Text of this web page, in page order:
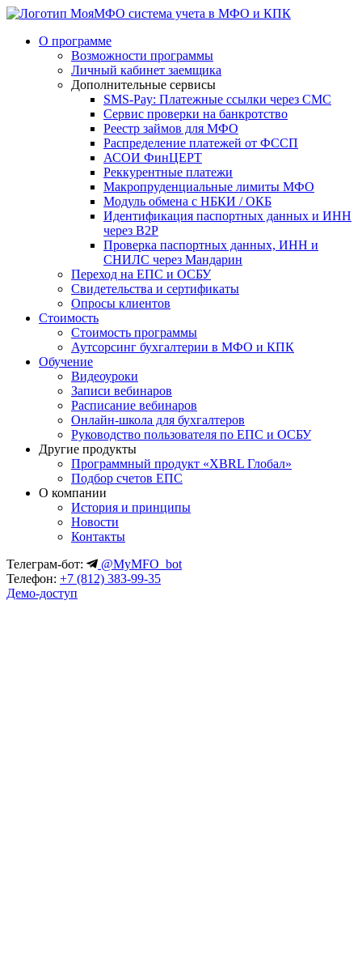
система учета в МФО и КПК
О программе
Возможности программы
Личный кабинет заемщика
Дополнительные сервисы
SMS-Pay: Платежные ссылки через СМС
Сервис проверки на банкротство
Реестр займов для МФО
Распределение платежей от ФССП
АСОИ ФинЦЕРТ
Реккурентные платежи
Макропруденциальные лимиты МФО
Модуль обмена с НБКИ / ОКБ
Идентификация паспортных данных и ИНН
через B2P
Проверка паспортных данных, ИНН и
СНИЛС через Мандарин
Переход на ЕПС и ОСБУ
Свидетельства и сертификаты
Опросы клиентов
Стоимость
Стоимость программы
Аутсорсинг бухгалтерии в МФО и КПК
Обучение
Видеоуроки
Записи вебинаров
Расписание вебинаров
Онлайн-школа для бухгалтеров
Руководство пользователя по ЕПС и ОСБУ
Другие продукты
Программный продукт «XBRL Глобал»
Подбор счетов ЕПС
О компании
История и принципы
Новости
Контакты
Телеграм-бот:
@MyMFO_bot
Телефон: +7 (812) 383-99-35
Демо-доступ